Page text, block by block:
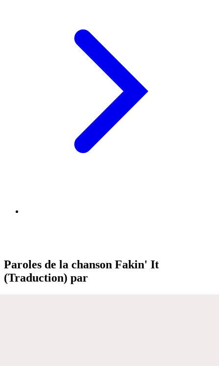
Paroles de la chanson Fakin' It
(Traduction) par